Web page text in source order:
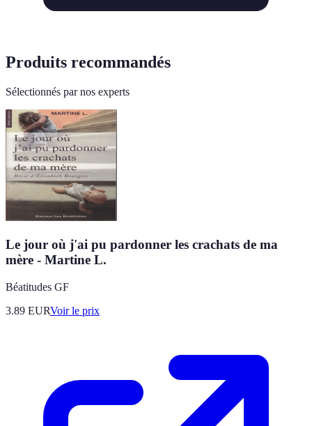
Produits recommandés
Sélectionnés par nos experts
Le jour où j'ai pu pardonner les crachats de ma
mère - Martine L.
Béatitudes GF
3.89 EURVoir le prix